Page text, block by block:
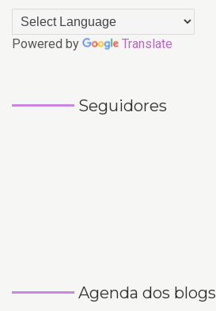
Powered by Translate
Seguidores
Agenda dos blogs